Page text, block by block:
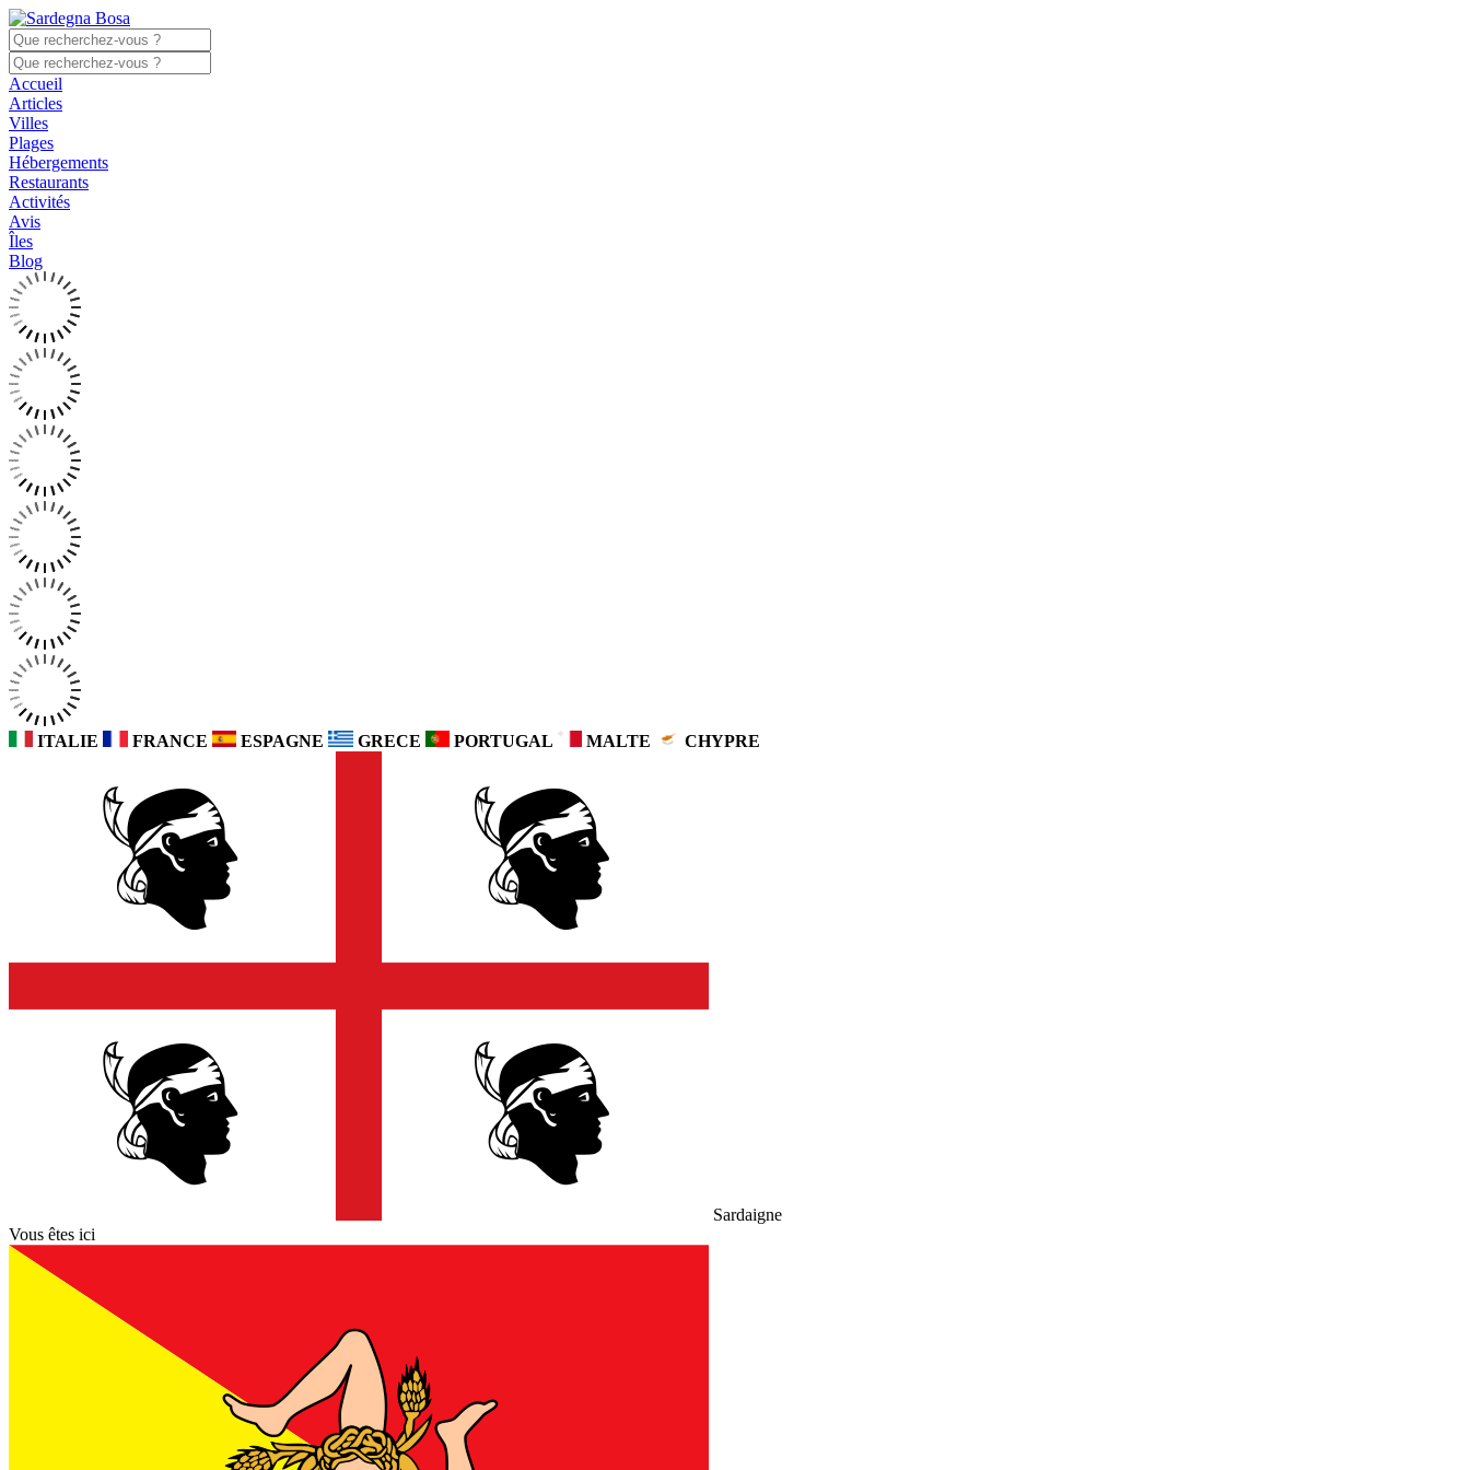
Accueil
Articles
Villes
Plages
Hébergements
Restaurants
Activités
Avis
Îles
Blog
ITALIE FRANCE ESPAGNE GRECE PORTUGAL MALTE CHYPRE
Sardaigne
Vous êtes ici